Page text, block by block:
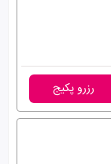
رزرو پکیج